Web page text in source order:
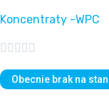
Koncentraty -WPC
    
Obecnie brak na